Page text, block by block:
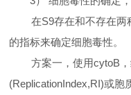
在S9存在和不存在两
的指标来确定细胞毒性。
方案一，使用cytoB
(ReplicationIndex,RI)或胞